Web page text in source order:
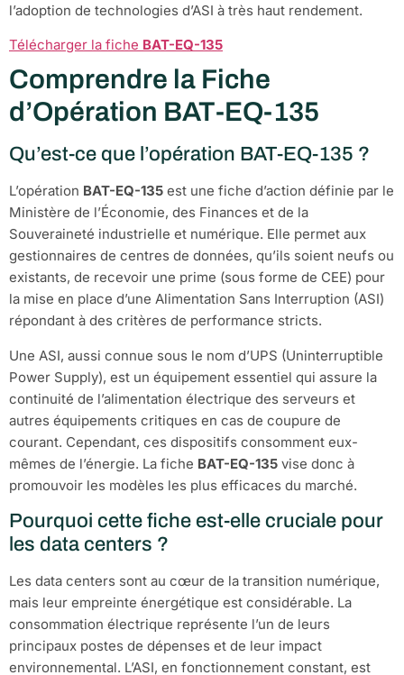
l’adoption de technologies d’ASI à très haut rendement.
Télécharger la fiche BAT-EQ-135
Comprendre la Fiche
d’Opération BAT-EQ-135
Qu’est-ce que l’opération BAT-EQ-135 ?
L’opération BAT-EQ-135 est une fiche d’action définie par le
Ministère de l’Économie, des Finances et de la
Souveraineté industrielle et numérique. Elle permet aux
gestionnaires de centres de données, qu’ils soient neufs ou
existants, de recevoir une prime (sous forme de CEE) pour
la mise en place d’une Alimentation Sans Interruption (ASI)
répondant à des critères de performance stricts.
Une ASI, aussi connue sous le nom d’UPS (Uninterruptible
Power Supply), est un équipement essentiel qui assure la
continuité de l’alimentation électrique des serveurs et
autres équipements critiques en cas de coupure de
courant. Cependant, ces dispositifs consomment eux-
mêmes de l’énergie. La fiche BAT-EQ-135 vise donc à
promouvoir les modèles les plus efficaces du marché.
Pourquoi cette fiche est-elle cruciale pour
les data centers ?
Les data centers sont au cœur de la transition numérique,
mais leur empreinte énergétique est considérable. La
consommation électrique représente l’un de leurs
principaux postes de dépenses et de leur impact
environnemental. L’ASI, en fonctionnement constant, est